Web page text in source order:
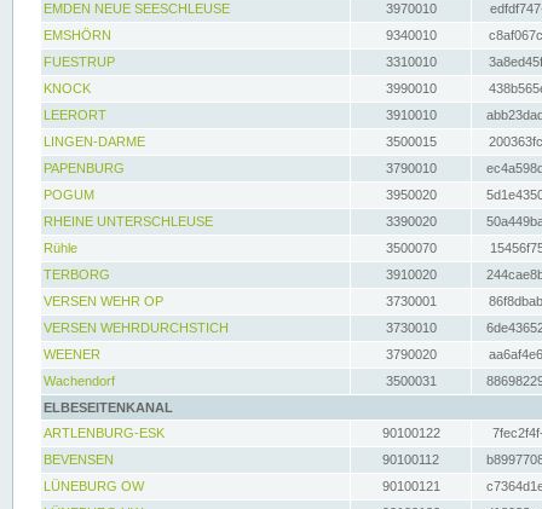
EMDEN NEUE SEESCHLEUSE
3970010
EMSHÖRN
9340010
FUESTRUP
3310010
KNOCK
3990010
LEERORT
3910010
LINGEN-DARME
3500015
PAPENBURG
3790010
POGUM
3950020
RHEINE UNTERSCHLEUSE
3390020
Rühle
3500070
TERBORG
3910020
VERSEN WEHR OP
3730001
VERSEN WEHRDURCHSTICH
3730010
WEENER
3790020
Wachendorf
3500031
ELBESEITENKANAL
ARTLENBURG-ESK
90100122
BEVENSEN
90100112
LÜNEBURG OW
90100121